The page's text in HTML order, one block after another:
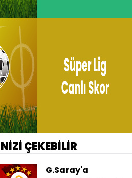
ÇEKEBİLİR
G.Saray'a